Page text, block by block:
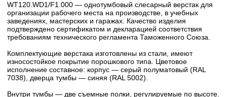
WT120.WD1/F1.000 — однотумбовый слесарный верстак для
организации рабочего места на производстве, в учебных
заведениях, мастерских и гаражах. Качество изделия
подтверждено сертификатом и декларацией соответствия
требованиям технического регламента Таможенного Союза.
Комплектующие верстака изготовлены из стали, имеют
износостойкое покрытие порошкового типа. Цветовое
исполнение составное: корпус — серый полуматовый (RAL
7038), дверца тумбы — синяя (RAL 5002).
Внутри тумбы — две съемные полки, регулируемые по высоте.